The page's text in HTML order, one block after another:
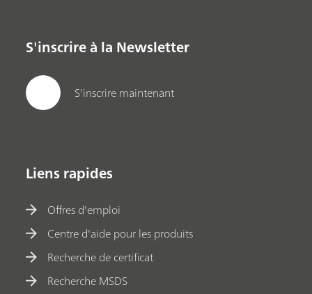
S'inscrire à la Newsletter
S'inscrire maintenant
Liens rapides
Offres d'emploi
Centre d'aide pour les produits
Recherche de certificat
Recherche MSDS